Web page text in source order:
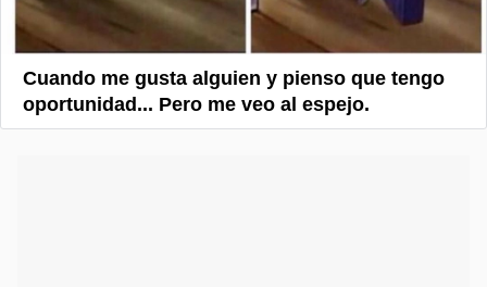
Cuando me gusta alguien y pienso que tengo
oportunidad... Pero me veo al espejo.